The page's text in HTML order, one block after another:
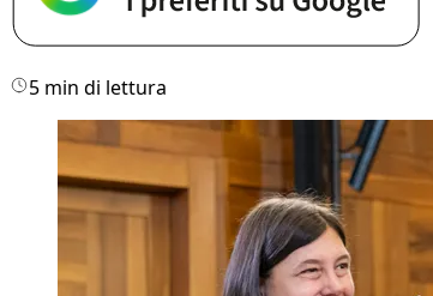
5 min di lettura